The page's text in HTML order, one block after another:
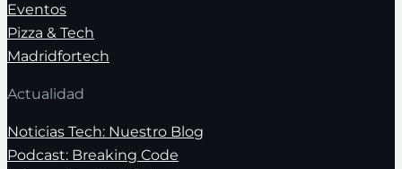
Eventos
Pizza & Tech
Madridfortech
Actualidad
Noticias Tech: Nuestro Blog
Podcast: Breaking Code